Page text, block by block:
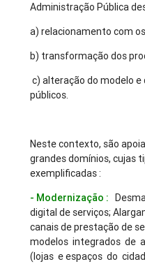
Administração Pública
a) relacionamento com
b) transformação dos
c) alteração do modelo
públicos.
Neste contexto, são
grandes domínios, cujas
exemplificadas :
- Modernização :
digital de serviços;
canais de prestação de
modelos integrados de
(lojas e espaços do